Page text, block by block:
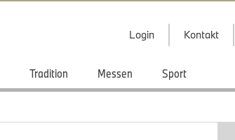
Login Kontakt
Tradition Messen Sport